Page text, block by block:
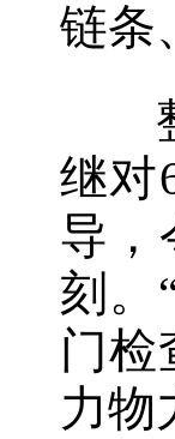
链条
整
继对
导，
刻。
门检
力物